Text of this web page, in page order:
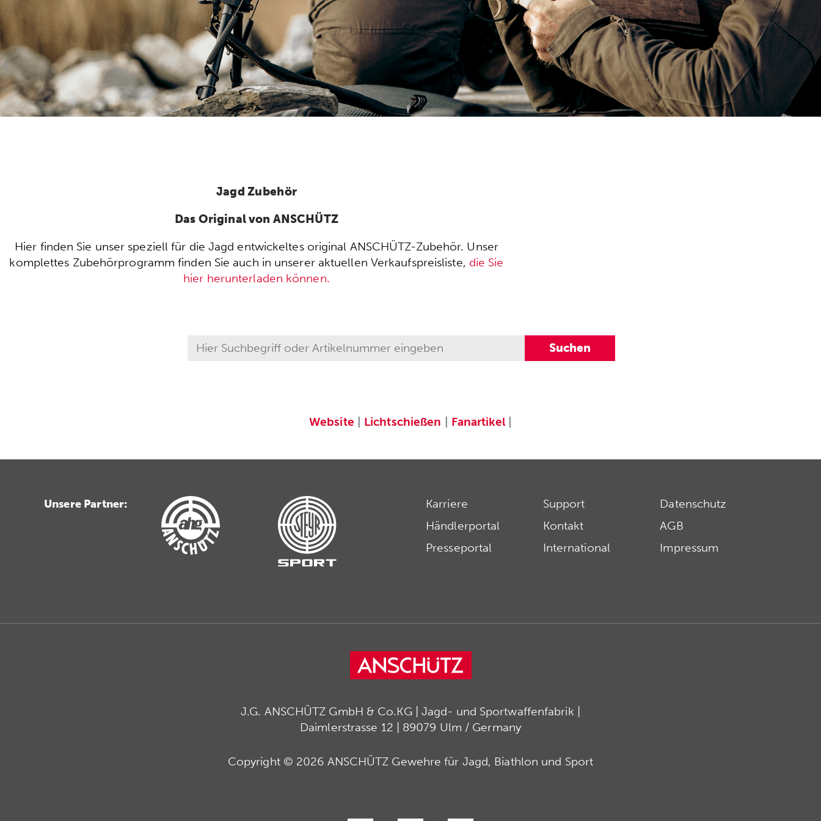
Jagd Zubehör
Das Original von ANSCHÜTZ
Hier finden Sie unser speziell für die Jagd entwickeltes original ANSCHÜTZ-Zubehör. Unser
komplettes Zubehörprogramm finden Sie auch in unserer aktuellen Verkaufspreisliste, die Sie
hier herunterladen können.
Website Lichtschießen Fanartikel|
Unsere Partner:
Karriere
Händlerportal
Presseportal
Support
Kontakt
International
Datenschutz
AGB
Impressum
J.G. ANSCHÜTZ GmbH & Co.KG | Jagd- und Sportwaffenfabrik |
Daimlerstrasse 12 | 89079 Ulm / Germany
Copyright © 2026 ANSCHÜTZ Gewehre für Jagd, Biathlon und Sport